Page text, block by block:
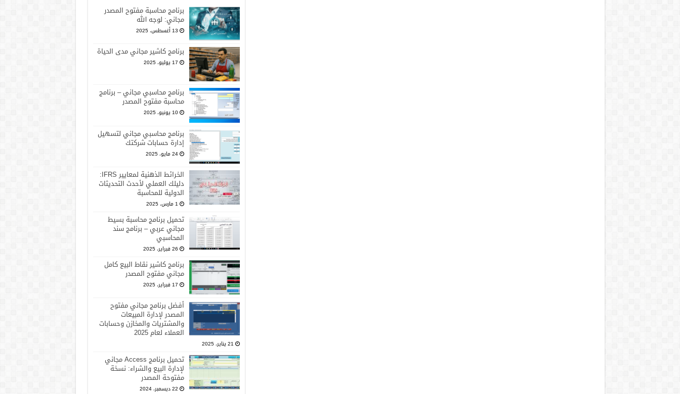
برنامج محاسبة مفتوح المصدر
مجاني: لوجه الله
13 أغسطس، 2025
برنامج كاشير مجاني مدى الحياة
17 يوليو، 2025
برنامج محاسبي مجاني – برنامج
محاسبة مفتوح المصدر
10 يونيو، 2025
برنامج محاسبي مجاني لتسهيل
إدارة حسابات شركتك
24 مايو، 2025
الخرائط الذهنية لمعايير IFRS:
دليلك العملي لأحدث التحديثات
الدولية للمحاسبة
1 مارس، 2025
تحميل برنامج محاسبة بسيط
مجاني عربي – برنامج سند
المحاسبي
26 فبراير، 2025
برنامج كاشير نقاط البيع كامل
مجاني مفتوح المصدر
17 فبراير، 2025
أفضل برنامج مجاني مفتوح
المصدر لإدارة المبيعات
والمشتريات والمخازن وحسابات
العملاء لعام 2025
21 يناير، 2025
تحميل برنامج Access مجاني
لإدارة البيع والشراء: نسخة
مفتوحة المصدر
22 ديسمبر، 2024